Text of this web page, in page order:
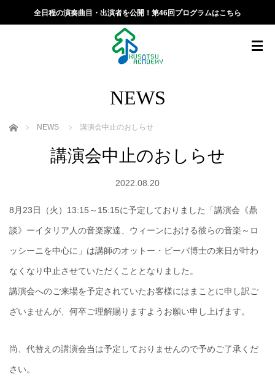
全日程の演奏曲目・出演者を公開！第46回プログラムはこちら
NEWS
ホーム NEWS 講演会中止のおしらせ
講演会中止のおしらせ
2022.08.20
8月23日（火）13:15～15:15に予定しておりました「講演会《鼎
談》ーイタリア人の音楽家達、ウィーンにおける彼らの音楽～ロ
ッシーニを中心に」は講師のオットー・ビーバ博士の来日が叶わ
なくなり中止させていただくこととなりました。
講演会へのご来場を予定されていたお客様にはまことに申し訳ご
ざいませんが、何卒ご理解賜りますようお願い申し上げます。
尚、代替えの講演会当は予定しておりませんので予めご了承くだ
さい。